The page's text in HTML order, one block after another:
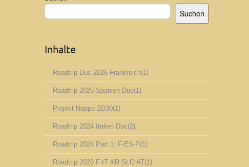
Suchen
Inhalte
Roadtrip Duc 2026 Frankreich(1)
Roadtrip 2025 Spanien Duc(1)
Projekt Nappo ZD30(1)
Roadtrip 2024 Italien Duc(2)
Roadtrip 2024 Part 1: F-ES-P(1)
Roadtrip 2023 F IT KR SLO AT(1)